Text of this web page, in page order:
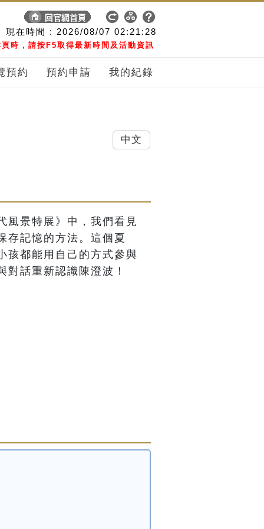
現在時間 : 2026/08/07 02:21:29
時，請按F5取得最新時間及活動資訊
預約 預約申請 我的紀錄
風景特展》中，我們看見
存記憶的方法。這個夏
孩都能用自己的方式參與
話重新認識陳澄波！